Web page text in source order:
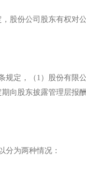
股份公司股东有权对
规定，（1）股份有
向股东披露管理层报
分为两种情况：